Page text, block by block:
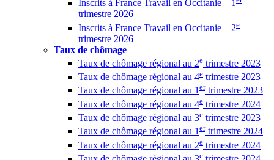
Inscrits à France Travail en Occitanie – 1
trimestre 2026
Inscrits à France Travail en Occitanie – 2e
trimestre 2026
Taux de chômage
Taux de chômage régional au 2e trimestre 2023
Taux de chômage régional au 4e trimestre 2023
Taux de chômage régional au 1ertrimestre 2023
Taux de chômage régional au 4e trimestre 2024
Taux de chômage régional au 3e trimestre 2023
Taux de chômage régional au 1ertrimestre 2024
Taux de chômage régional au 2e trimestre 2024
e